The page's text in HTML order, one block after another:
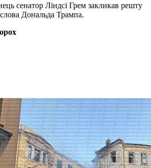
сенатор Ліндсі Грем закликав решту
Дональда Трампа.